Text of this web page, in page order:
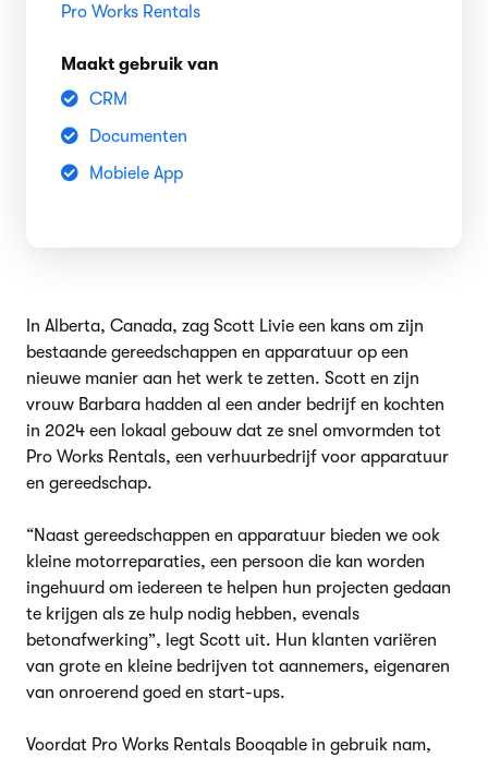
Pro Works Rentals
Maakt gebruik van
CRM
Documenten
Mobiele App
In Alberta, Canada, zag Scott Livie een kans om zijn
bestaande gereedschappen en apparatuur op een
nieuwe manier aan het werk te zetten. Scott en zijn
vrouw Barbara hadden al een ander bedrijf en kochten
in 2024 een lokaal gebouw dat ze snel omvormden tot
Pro Works Rentals, een verhuurbedrijf voor apparatuur
en gereedschap.
“Naast gereedschappen en apparatuur bieden we ook
kleine motorreparaties, een persoon die kan worden
ingehuurd om iedereen te helpen hun projecten gedaan
te krijgen als ze hulp nodig hebben, evenals
betonafwerking”, legt Scott uit. Hun klanten variëren
van grote en kleine bedrijven tot aannemers, eigenaren
van onroerend goed en start-ups.
Voordat Pro Works Rentals Booqable in gebruik nam,